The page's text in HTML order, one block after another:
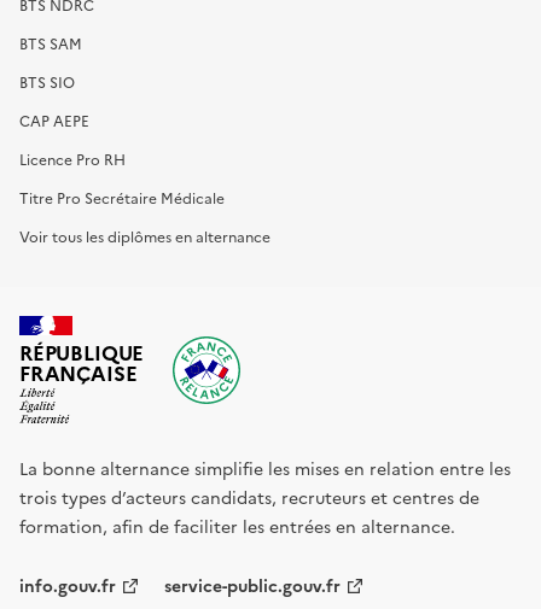
BTS SAM
BTS SIO
CAP AEPE
Licence Pro RH
Titre Pro Secrétaire Médicale
Voir tous les diplômes en alternance
RÉPUBLIQUE
FRANÇAISE
La bonne alternance simplifie les mises en relation entre les
trois types d’acteurs candidats, recruteurs et centres de
formation, afin de faciliter les entrées en alternance.
info.gouv.fr service-public.gouv.fr